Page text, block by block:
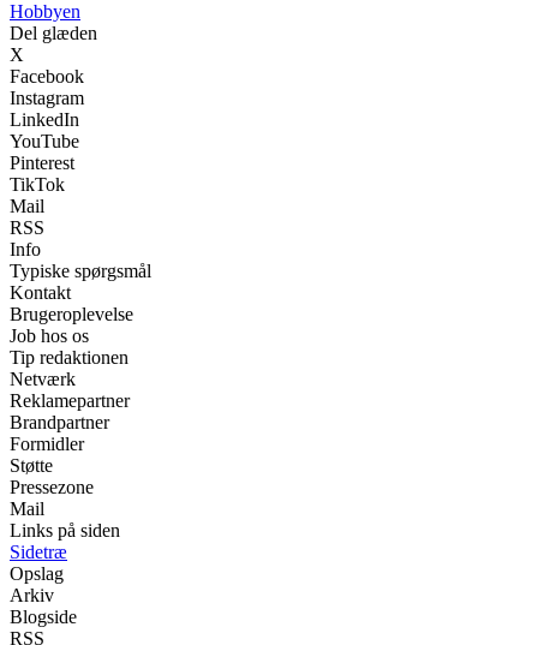
Hobbyen
Del glæden
X
Facebook
Instagram
LinkedIn
YouTube
Pinterest
TikTok
Mail
RSS
Info
Typiske spørgsmål
Kontakt
Brugeroplevelse
Job hos os
Tip redaktionen
Netværk
Reklamepartner
Brandpartner
Formidler
Støtte
Pressezone
Mail
Links på siden
Sidetræ
Opslag
Arkiv
Blogside
RSS